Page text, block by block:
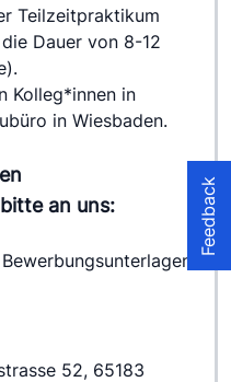
Teilzeitpraktikum
Dauer von 8-12
Kolleg*innen in
in Wiesbaden.
an uns:
52, 65183
Feedback